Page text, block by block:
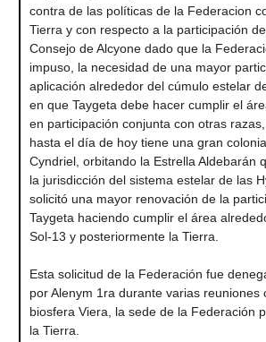
contra de las políticas de la Federacion
Tierra y con respecto a la participación
Consejo de Alcyone dado que la
impuso, la necesidad de una mayor
aplicación alrededor del cúmulo estelar
en que Taygeta debe hacer cumplir el
en participación conjunta con otras
hasta el día de hoy tiene una gran
Cyndriel, orbitando la Estrella Aldebarán
la jurisdicción del sistema estelar de las
solicitó una mayor renovación de la
Taygeta haciendo cumplir el área
Sol-13 y posteriormente la Tierra.
Esta solicitud de la Federación fue
por Alenym 1ra durante varias reuniones
biosfera Viera, la sede de la Federación
la Tierra.